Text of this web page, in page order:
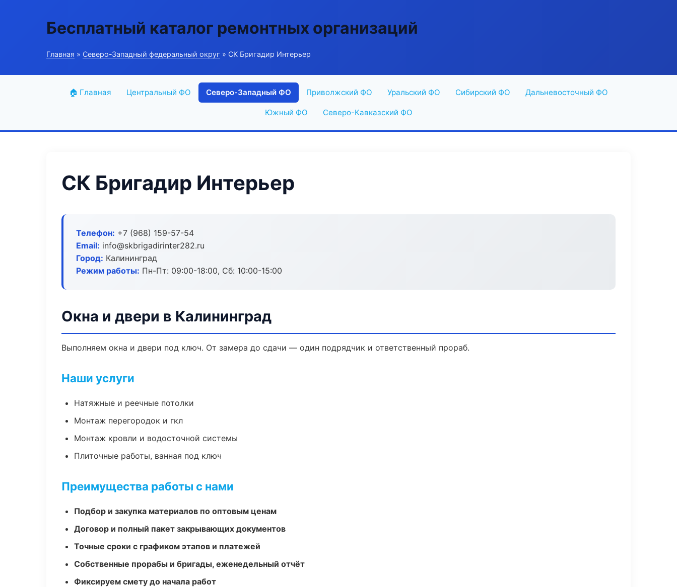
Бесплатный каталог ремонтных организаций
Главная » Северо-Западный федеральный округ » СК Бригадир Интерьер
🏠 Главная Центральный ФО Северо-Западный ФО Приволжский ФО Уральский ФО Сибирский ФО Дальневосточный ФО
Южный ФО Северо-Кавказский ФО
СК Бригадир Интерьер
Телефон: +7 (968) 159-57-54
Email: info@skbrigadirinter282.ru
Город: Калининград
Режим работы: Пн-Пт: 09:00-18:00, Сб: 10:00-15:00
Окна и двери в Калининград
Выполняем окна и двери под ключ. От замера до сдачи — один подрядчик и ответственный прораб.
Наши услуги
Натяжные и реечные потолки
Монтаж перегородок и гкл
Монтаж кровли и водосточной системы
Плиточные работы, ванная под ключ
Преимущества работы с нами
Подбор и закупка материалов по оптовым ценам
Договор и полный пакет закрывающих документов
Точные сроки с графиком этапов и платежей
Собственные прорабы и бригады, еженедельный отчёт
Фиксируем смету до начала работ